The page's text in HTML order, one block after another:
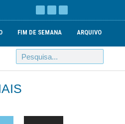
FIM DE SEMANA ARQUIVO